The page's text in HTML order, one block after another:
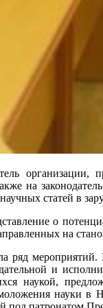
организации,
на
статей в
о
на
ряд
и
наукой,
науки